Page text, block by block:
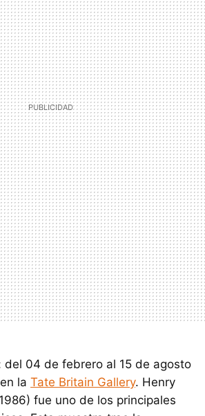
del 04 de febrero al 15 de agosto
la Tate Britain Gallery. Henry
fue uno de los principales